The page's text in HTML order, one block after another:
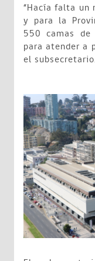
“Hacía falta un
y para la
550 camas
para atender a
el subsecretario.